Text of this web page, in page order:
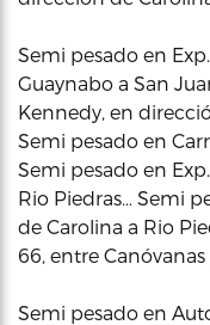
Semi pesado en
Guaynabo a San
Kennedy, en
Semi pesado en
Semi pesado en
Rio Piedras… Semi
de Carolina a Rio
66, entre Canóvanas
Semi pesado en